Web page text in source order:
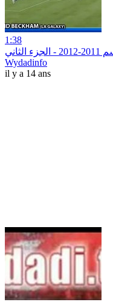
1:38
Wydadinfo
il y a 14 ans